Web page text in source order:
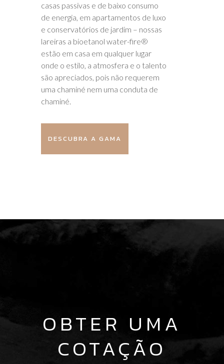
casas passivas e de baixo consumo
de energia, em apartamentos de luxo
e conservatórios de jardim – nossas
lareiras a bioetanol water-fire®
estão em casa em qualquer lugar
onde o estilo, a atmosfera e o talento
são apreciados, pois não requerem
uma chaminé nem uma conduta de
chaminé.
DESCUBRA A GAMA
OBTER UMA
COTAÇÃO